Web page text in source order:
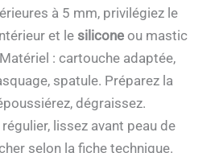
à 5 mm, privilégiez le
et le silicone ou mastic
: cartouche adaptée,
spatule. Préparez la
dégraissez.
lissez avant peau de
selon la fiche technique.